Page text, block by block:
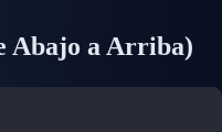
Abajo a Arriba)